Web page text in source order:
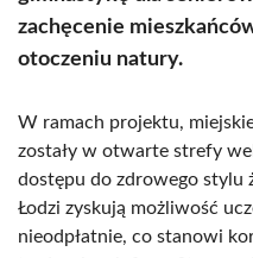
zachęcenie
otoczeniu natury.
W ramach projektu,
zostały w otwarte strefy
dostępu do zdrowego stylu
Łodzi zyskują możliwość
nieodpłatnie, co stanowi